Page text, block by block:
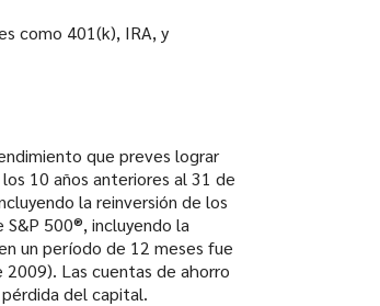
como 401(k), IRA, y
que preves lograr
10 años anteriores al 31 de
la reinversión de los
500®, incluyendo la
un período de 12 meses fue
Las cuentas de ahorro
del capital.